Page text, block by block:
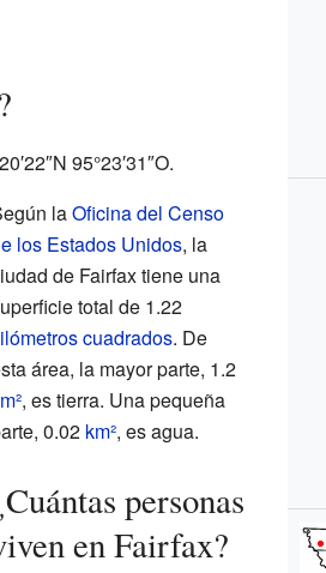
95°23′31″O.
laOficina del Censo
los Estados Unidos, la
de Fairfax tiene una
total de 1.22
cuadrados. De
área, la mayor parte, 1.2
, es tierra. Una pequeña
0.02 km², es agua.
personas
en Fairfax?